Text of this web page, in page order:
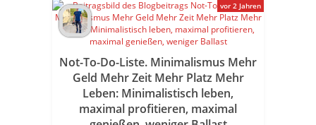
Not-To-Do-Liste. Minimalismus Mehr
Geld Mehr Zeit Mehr Platz Mehr
Leben: Minimalistisch leben,
maximal profitieren, maximal
vor 2 Jahren